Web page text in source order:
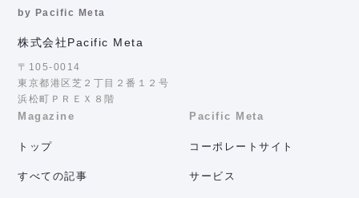
by Pacific Meta
株式会社Pacific Meta
〒105-0014
東京都港区芝２丁目２番１２号
浜松町ＰＲＥＸ８階
Magazine
トップ
すべての記事
Pacific Meta
コーポレートサイト
サービス